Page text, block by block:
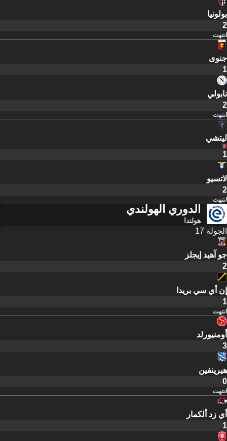
بولونيا
2
انتهت
جنوى
1
نابولي
2
انتهت
ليتشي
1
لاتسيو
2
انتهت
الدوري الهولندي
هولندا
الجولة 17
جو آهيد إيجلز
2
إن أي سي بريدا
1
انتهت
أومنيورلد
3
هيرينفين
0
انتهت
أي زد ألكمار
1